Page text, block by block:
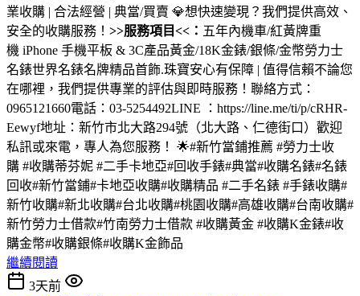
業收購 | 合法經營 | 典當/買賣 💎想快速變現？我們提供高效、
安全的收購服務！ >>服務項目<<： 五年內機車/紅黃牌重
機 iPhone 手機平板 & 3C產品黃金/18K金錶/銀條/金幣勞力士
名錶世界名錶名牌精品首飾.珠寶安心有保障 | 值得信賴不論您
在哪裡，我們提供專業的評估與即時服務！聯絡方式：
0965121660電話：03-5254492LINE ：https://line.me/ti/p/cRHR-
Eewyf地址：新竹市北大路294號（北大路、仁德街口）歡迎
私訊或來電，專人為您服務！ 🌟#新竹當鋪推薦 #勞力士收
購 #收購蒂芬妮 #二手卡地亞#回收手錶#典當#收購名錶#名錶
回收#新竹當鋪#卡地亞收購#收購精品 #二手名錶 #手錶收購#
新竹收購#新北收購#台北收購#桃園收購#高雄收購#台南收購#
新竹勞力士借款#竹南勞力士借款 #收購黃金 #收購K金錶#收
購金幣#收購銀條#收購K金飾品
繼續閱讀
3天前